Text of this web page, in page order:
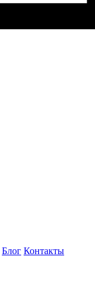
Блог Контакты